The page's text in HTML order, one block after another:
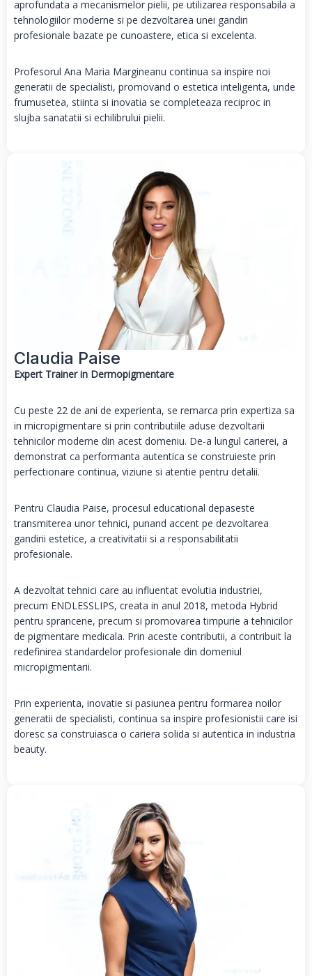
aprofundata a mecanismelor pielii, pe utilizarea responsabila a
tehnologiilor moderne si pe dezvoltarea unei gandiri
profesionale bazate pe cunoastere, etica si excelenta.
Profesorul Ana Maria Margineanu continua sa inspire noi
generatii de specialisti, promovand o estetica inteligenta, unde
frumusetea, stiinta si inovatia se completeaza reciproc in
slujba sanatatii si echilibrului pielii.
Claudia Paise
Expert Trainer in Dermopigmentare
Cu peste 22 de ani de experienta, se remarca prin expertiza sa
in micropigmentare si prin contributiile aduse dezvoltarii
tehnicilor moderne din acest domeniu. De-a lungul carierei, a
demonstrat ca performanta autentica se construieste prin
perfectionare continua, viziune si atentie pentru detalii.
Pentru Claudia Paise, procesul educational depaseste
transmiterea unor tehnici, punand accent pe dezvoltarea
gandirii estetice, a creativitatii si a responsabilitatii
profesionale.
A dezvoltat tehnici care au influentat evolutia industriei,
precum ENDLESSLIPS, creata in anul 2018, metoda Hybrid
pentru sprancene, precum si promovarea timpurie a tehnicilor
de pigmentare medicala. Prin aceste contributii, a contribuit la
redefinirea standardelor profesionale din domeniul
micropigmentarii.
Prin experienta, inovatie si pasiunea pentru formarea noilor
generatii de specialisti, continua sa inspire profesionistii care isi
doresc sa construiasca o cariera solida si autentica in industria
beauty.